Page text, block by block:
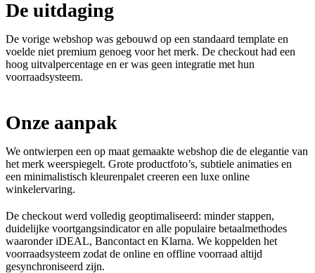
De uitdaging
De vorige webshop was gebouwd op een standaard template en
voelde niet premium genoeg voor het merk. De checkout had een
hoog uitvalpercentage en er was geen integratie met hun
voorraadsysteem.
Onze aanpak
We ontwierpen een op maat gemaakte webshop die de elegantie van
het merk weerspiegelt. Grote productfoto’s, subtiele animaties en
een minimalistisch kleurenpalet creeren een luxe online
winkelervaring.
De checkout werd volledig geoptimaliseerd: minder stappen,
duidelijke voortgangsindicator en alle populaire betaalmethodes
waaronder iDEAL, Bancontact en Klarna. We koppelden het
voorraadsysteem zodat de online en offline voorraad altijd
gesynchroniseerd zijn.